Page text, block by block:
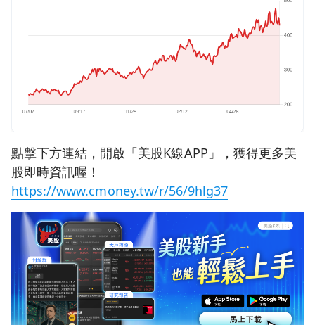
點擊下方連結，開啟「美股K線APP」，獲得更多美
股即時資訊喔！
https://www.cmoney.tw/r/56/9hlg37